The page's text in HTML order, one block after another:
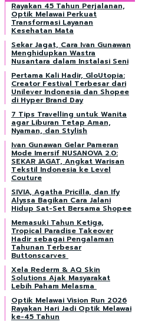
Rayakan 45 Tahun Perjalanan,
Optik Melawai Perkuat
Transformasi Layanan
Kesehatan Mata
Sekar Jagat, Cara Ivan Gunawan
Menghidupkan Wastra
Nusantara dalam Instalasi Seni
Pertama Kali Hadir, GloUtopia:
Creator Festival Terbesar dari
Unilever Indonesia dan Shopee
di Hyper Brand Day
7 Tips Travelling untuk Wanita
agar Liburan Tetap Aman,
Nyaman, dan Stylish
Ivan Gunawan Gelar Pameran
Mode Imersif NUSANOVA 2.0:
SEKAR JAGAT, Angkat Warisan
Tekstil Indonesia ke Level
Couture
SIVIA, Agatha Pricilla, dan Ify
Alyssa Bagikan Cara Jalani
Hidup Sat-Set Bersama Shopee
Memasuki Tahun Ketiga,
Tropical Paradise Takeover
Hadir sebagai Pengalaman
Tahunan Terbesar
Buttonscarves
Xela Rederm & AQ Skin
Solutions Ajak Masyarakat
Lebih Paham Melasma
Optik Melawai Vision Run 2026
Rayakan Hari Jadi Optik Melawai
ke-45 Tahun